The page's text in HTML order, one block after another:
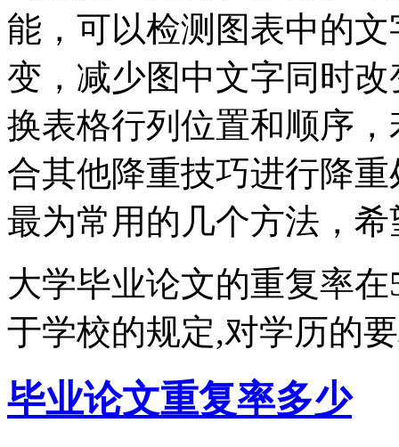
能，可以检测图表中的
变，减少图中文字同时
换表格行列位置和顺序
合其他降重技巧进行降
最为常用的几个方法，
大学毕业论文的重复率
于学校的规定,对学历的
毕业论文重复率多少